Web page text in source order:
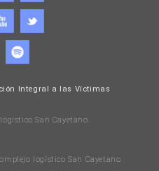
Integral a las Víctimas
San Cayetano.
logístico San Cayetano.